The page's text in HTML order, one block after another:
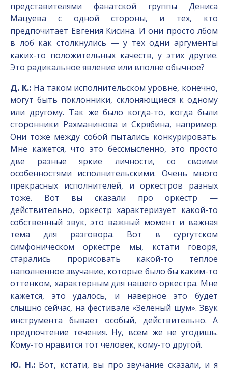
представителями фанатской группы Дениса
Мацуева с одной стороны, и тех, кто
предпочитает Евгения Кисина. И они просто лбом
в лоб как столкнулись — у тех одни аргументы
каких-то положительных качеств, у этих другие.
Это радикальное явление или вполне обычное?
Д. К.:На таком исполнительском уровне, конечно,
могут быть поклонники, склоняющиеся к одному
или другому. Так же было когда-то, когда были
сторонники Рахманинова и Скрябина, например.
Они тоже между собой пытались конкурировать.
Мне кажется, что это бессмысленно, это просто
две разные яркие личности, со своими
особенностями исполнительскими. Очень много
прекрасных исполнителей, и оркестров разных
тоже. Вот вы сказали про оркестр —
действительно, оркестр характеризует какой-то
собственный звук, это важный момент и важная
тема для разговора. Вот в сургутском
симфоническом оркестре мы, кстати говоря,
старались прорисовать какой-то тёплое
наполненное звучание, которые было бы каким-то
оттенком, характерным для нашего оркестра. Мне
кажется, это удалось, и наверное это будет
слышно сейчас, на фестивале «Зелёный шум». Звук
инструмента бывает особый, действительно. А
предпочтение течения. Ну, всем же не угодишь.
Кому-то нравится тот человек, кому-то другой.
Ю. Н.:Вот, кстати, вы про звучание сказали, и я